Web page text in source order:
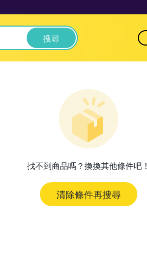
搜尋
找不到商品嗎？換換其他條件吧！
清除條件再搜尋